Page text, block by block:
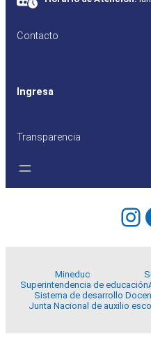
Contacto
Ingresa
Transparencia
Mineduc
Superintendencia de educación
Sistema de desarrollo
Junta Nacional de auxilio